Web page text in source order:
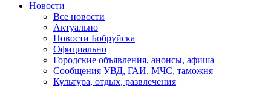
Новости
Все новости
Актуально
Новости Бобруйска
Официально
Городские объявления, анонсы, афиша
Сообщения УВД, ГАИ, МЧС, таможня
Культура, отдых, развлечения